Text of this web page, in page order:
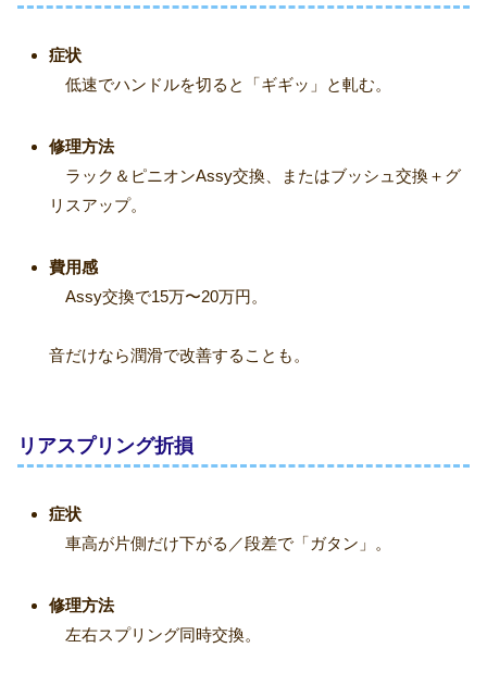
症状
低速でハンドルを切ると「ギギッ」と軋む。
修理方法
ラック＆ピニオンAssy交換、またはブッシュ交換＋グ
リスアップ。
費用感
Assy交換で15万〜20万円。
音だけなら潤滑で改善することも。
リアスプリング折損
症状
車高が片側だけ下がる／段差で「ガタン」。
修理方法
左右スプリング同時交換。